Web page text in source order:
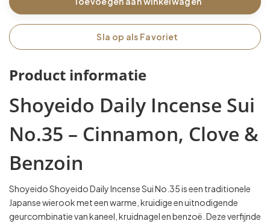
Sla op als Favoriet
Product informatie
Shoyeido Daily Incense Sui
No.35 – Cinnamon, Clove &
Benzoin
ShoyeidoShoyeido Daily Incense Sui No.35 is een traditionele
Japanse wierook met een warme, kruidige en uitnodigende
geurcombinatie van kaneel, kruidnagel en benzoë. Deze verfijnde